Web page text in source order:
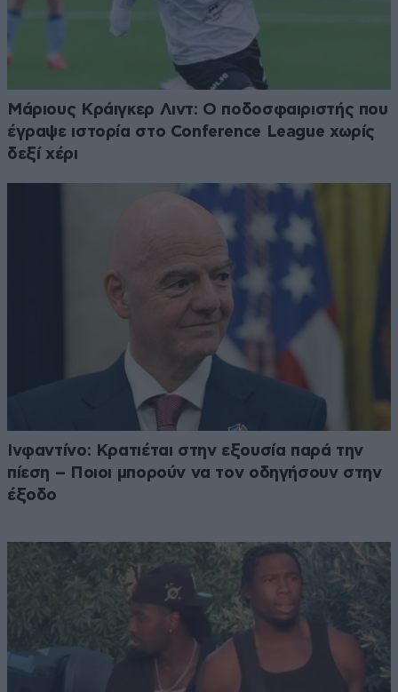
Μάριους Κράιγκερ Λιντ: Ο ποδοσφαιριστής που
έγραψε ιστορία στο Conference League χωρίς
δεξί χέρι
Ινφαντίνο: Κρατιέται στην εξουσία παρά την
πίεση – Ποιοι μπορούν να τον οδηγήσουν στην
έξοδο